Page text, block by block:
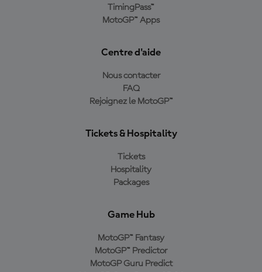
TimingPass™
MotoGP™ Apps
Centre d'aide
Nous contacter
FAQ
Rejoignez le MotoGP™
Tickets & Hospitality
Tickets
Hospitality
Packages
Game Hub
MotoGP™ Fantasy
MotoGP™ Predictor
MotoGP Guru Predict